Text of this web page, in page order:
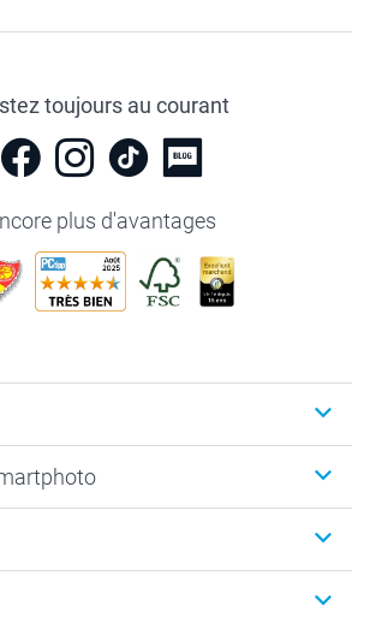
toujours au courant
plus d'avantages
& Tirage photo